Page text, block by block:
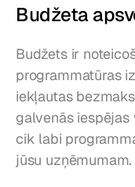
Budžeta
Budžets ir
programmatūras
iekļautas
galvenās
cik labi
jūsu uzņēmumam.